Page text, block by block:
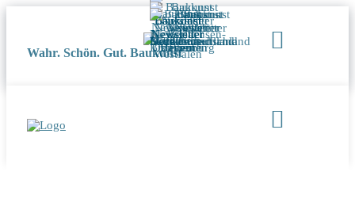
Wahr. Schön. Gut. Baukunst